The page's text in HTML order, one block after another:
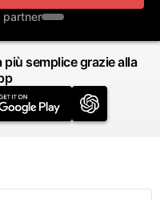
partner
semplice grazie alla